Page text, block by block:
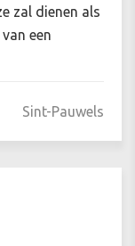
zal dienen als
een
Sint-Pauwels